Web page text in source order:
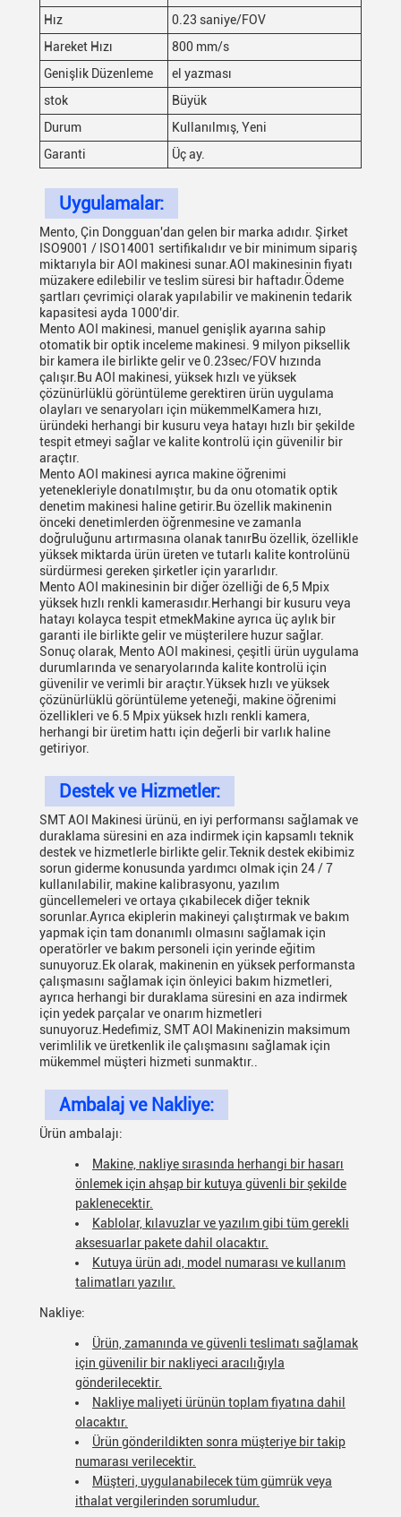
Hız
0.23 saniye/FOV
Hareket Hızı
800 mm/s
Genişlik Düzenleme
el yazması
stok
Büyük
Durum
Kullanılmış, Yeni
Garanti
Üç ay.
Uygulamalar:
Mento, Çin Dongguan'dan gelen bir marka adıdır. Şirket
ISO9001 / ISO14001 sertifikalıdır ve bir minimum sipariş
miktarıyla bir AOI makinesi sunar.AOI makinesinin fiyatı
müzakere edilebilir ve teslim süresi bir haftadır.Ödeme
şartları çevrimiçi olarak yapılabilir ve makinenin tedarik
kapasitesi ayda 1000'dir.
Mento AOI makinesi, manuel genişlik ayarına sahip
otomatik bir optik inceleme makinesi. 9 milyon piksellik
bir kamera ile birlikte gelir ve 0.23sec/FOV hızında
çalışır.Bu AOI makinesi, yüksek hızlı ve yüksek
çözünürlüklü görüntüleme gerektiren ürün uygulama
olayları ve senaryoları için mükemmelKamera hızı,
üründeki herhangi bir kusuru veya hatayı hızlı bir şekilde
tespit etmeyi sağlar ve kalite kontrolü için güvenilir bir
araçtır.
Mento AOI makinesi ayrıca makine öğrenimi
yetenekleriyle donatılmıştır, bu da onu otomatik optik
denetim makinesi haline getirir.Bu özellik makinenin
önceki denetimlerden öğrenmesine ve zamanla
doğruluğunu artırmasına olanak tanırBu özellik, özellikle
yüksek miktarda ürün üreten ve tutarlı kalite kontrolünü
sürdürmesi gereken şirketler için yararlıdır.
Mento AOI makinesinin bir diğer özelliği de 6,5 Mpix
yüksek hızlı renkli kamerasıdır.Herhangi bir kusuru veya
hatayı kolayca tespit etmekMakine ayrıca üç aylık bir
garanti ile birlikte gelir ve müşterilere huzur sağlar.
Sonuç olarak, Mento AOI makinesi, çeşitli ürün uygulama
durumlarında ve senaryolarında kalite kontrolü için
güvenilir ve verimli bir araçtır.Yüksek hızlı ve yüksek
çözünürlüklü görüntüleme yeteneği, makine öğrenimi
özellikleri ve 6.5 Mpix yüksek hızlı renkli kamera,
herhangi bir üretim hattı için değerli bir varlık haline
getiriyor.
Destek ve Hizmetler:
SMT AOI Makinesi ürünü, en iyi performansı sağlamak ve
duraklama süresini en aza indirmek için kapsamlı teknik
destek ve hizmetlerle birlikte gelir.Teknik destek ekibimiz
sorun giderme konusunda yardımcı olmak için 24 / 7
kullanılabilir, makine kalibrasyonu, yazılım
güncellemeleri ve ortaya çıkabilecek diğer teknik
sorunlar.Ayrıca ekiplerin makineyi çalıştırmak ve bakım
yapmak için tam donanımlı olmasını sağlamak için
operatörler ve bakım personeli için yerinde eğitim
sunuyoruz.Ek olarak, makinenin en yüksek performansta
çalışmasını sağlamak için önleyici bakım hizmetleri,
ayrıca herhangi bir duraklama süresini en aza indirmek
için yedek parçalar ve onarım hizmetleri
sunuyoruz.Hedefimiz, SMT AOI Makinenizin maksimum
verimlilik ve üretkenlik ile çalışmasını sağlamak için
mükemmel müşteri hizmeti sunmaktır..
Ambalaj ve Nakliye:
Ürün ambalajı:
Makine, nakliye sırasında herhangi bir hasarı
önlemek için ahşap bir kutuya güvenli bir şekilde
paklenecektir.
Kablolar, kılavuzlar ve yazılım gibi tüm gerekli
aksesuarlar pakete dahil olacaktır.
Kutuya ürün adı, model numarası ve kullanım
talimatları yazılır.
Nakliye:
Ürün, zamanında ve güvenli teslimatı sağlamak
için güvenilir bir nakliyeci aracılığıyla
gönderilecektir.
Nakliye maliyeti ürünün toplam fiyatına dahil
olacaktır.
Ürün gönderildikten sonra müşteriye bir takip
numarası verilecektir.
Müşteri, uygulanabilecek tüm gümrük veya
ithalat vergilerinden sorumludur.